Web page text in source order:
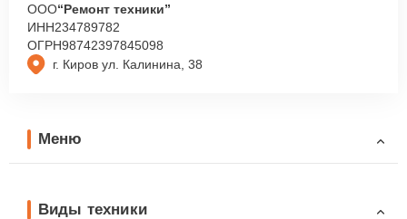
г. Киров ул. Калинина, 38
ООО“Ремонт техники”
ИНН234789782
ОГРН98742397845098
Меню
Виды техники